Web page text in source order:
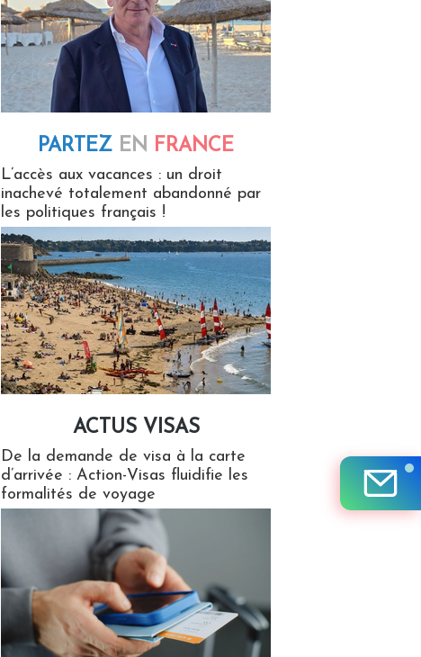
PARTEZ EN FRANCE
L’accès aux vacances : un droit
inachevé totalement abandonné par
les politiques français !
ACTUS VISAS
De la demande de visa à la carte
d’arrivée : Action-Visas fluidifie les
formalités de voyage